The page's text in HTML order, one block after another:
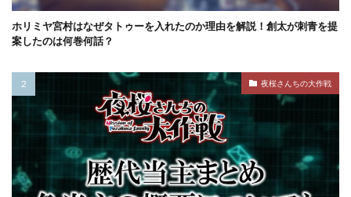
ホリミヤ宮村はなぜタトゥーを入れたのか理由を解説！創太が刺青を提
案したのは何巻何話？
夜桜さんちの大作戦